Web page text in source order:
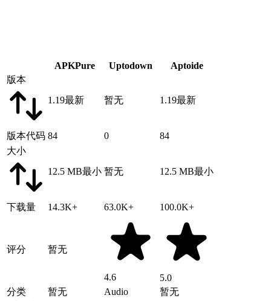
APKPure Uptodown
Aptoide
版本
1.19最新 暂无 1.19最新
版本代码 84 0
84
大小
12.5 MB最小 暂无 12.5 MB最小
下载量 14.3K+ 63.0K+ 100.0K+
评分 暂无
4.6
5.0
分类
暂无 Audio
暂无